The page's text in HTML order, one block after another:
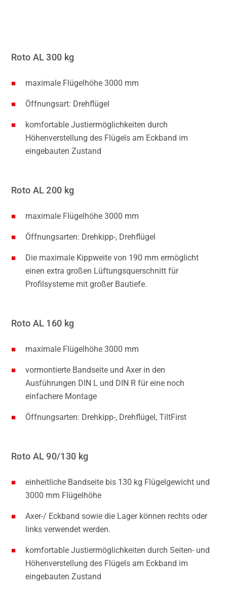
Roto AL 300 kg
maximale Flügelhöhe 3000 mm
Öffnungsart: Drehflügel
komfortable Justiermöglichkeiten durch
Höhenverstellung des Flügels am Eckband im
eingebauten Zustand
Roto AL 200 kg
maximale Flügelhöhe 3000 mm
Öffnungsarten: Drehkipp-, Drehflügel
Die maximale Kippweite von 190 mm ermöglicht
einen extra großen Lüftungsquerschnitt für
Profilsysteme mit großer Bautiefe.
Roto AL 160 kg
maximale Flügelhöhe 3000 mm
vormontierte Bandseite und Axer in den
Ausführungen DIN L und DIN R für eine noch
einfachere Montage
Öffnungsarten: Drehkipp-, Drehflügel, TiltFirst
Roto AL 90/130 kg
einheitliche Bandseite bis 130 kg Flügelgewicht und
3000 mm Flügelhöhe
Axer-/ Eckband sowie die Lager können rechts oder
links verwendet werden.
komfortable Justiermöglichkeiten durch Seiten- und
Höhenverstellung des Flügels am Eckband im
eingebauten Zustand